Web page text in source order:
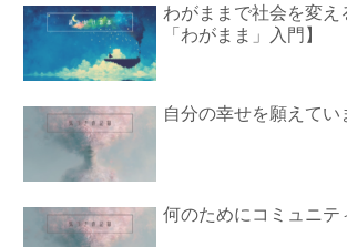
わがままで社会を変え
「わがまま」入門】
自分の幸せを願えてい
何のためにコミュニテ